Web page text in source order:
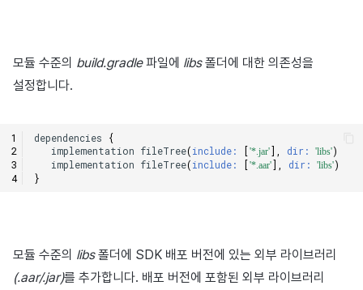
모듈 수준의 build.gradle파일에 libs폴더에 대한 의존성을
설정합니다.
dependencies
{
implementation fileTree(include: ['*.jar'], dir: 'libs')
implementation fileTree(include: ['*.aar'], dir: 'libs')
}
모듈 수준의 libs폴더에 SDK 배포 버전에 있는 외부 라이브러리
(.aar/.jar)를 추가합니다. 배포 버전에 포함된 외부 라이브러리